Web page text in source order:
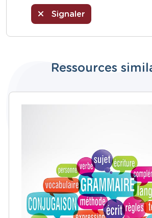
Signaler
Ressources